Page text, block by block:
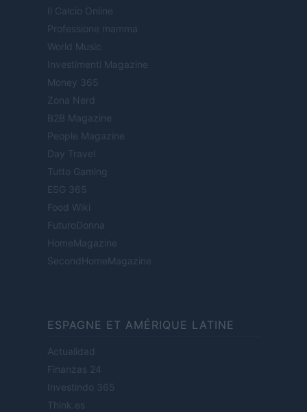
Il Calcio Online
Professione mamma
World Music
Investimenti Magazine
Money 365
Zona Nerd
B2B Magazine
People Magazine
Day Travel
Tutto Gaming
ESG 365
Food Wiki
FuturoDonna
HomeMagazine
SecondHomeMagazine
ESPAGNE ET AMÉRIQUE LATINE
Actualidad
Finanzas 24
Investindo 365
Think.es